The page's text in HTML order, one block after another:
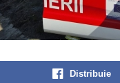
Distribuie